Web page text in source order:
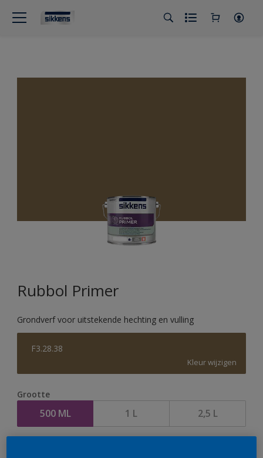
Rubbol Primer
Grondverf voor uitstekende hechting en vulling
F3.28.38
Kleur wijzigen
Grootte
500 ML 1 L 2,5 L